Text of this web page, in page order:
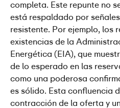
completa. Este repunte no
está respaldado por
resistente. Por ejemplo, los
existencias de la
Energética (EIA), que
de lo esperado en las
como una poderosa
es sólido. Esta confluencia
contracción de la oferta y